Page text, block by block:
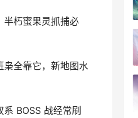
半朽蜜果灵抓捕必
枭全靠它，新地图水
BOSS 战经常刷